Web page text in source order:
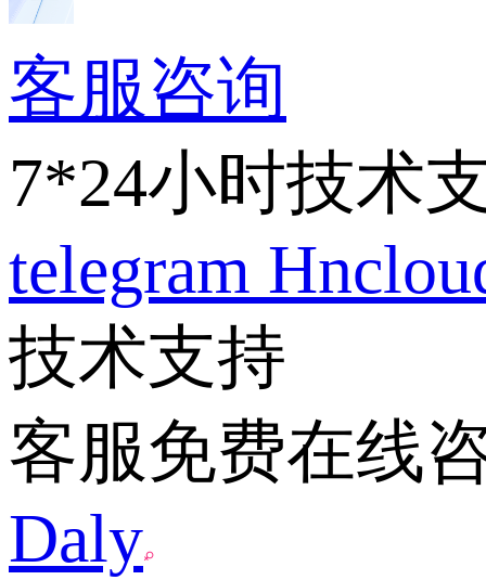
客服咨询
7*24小时技术
telegram
技术支持
客服免费在线
Daly